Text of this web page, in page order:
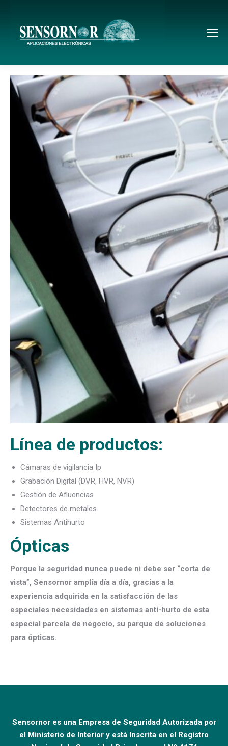
Línea de productos:
Cámaras de vigilancia Ip
Grabación Digital (DVR, HVR, NVR)
Gestión de Afluencias
Detectores de metales
Sistemas Antihurto
Ópticas
Porque la seguridad nunca puede ni debe ser “corta de
vista”, Sensornor amplía día a día, gracias a la
experiencia adquirida en la satisfacción de las
especiales necesidades en sistemas anti-hurto de esta
especial parcela de negocio, su parque de soluciones
para ópticas.
Sensornor es una Empresa de Seguridad Autorizada por
el Ministerio de Interior y está Inscrita en el Registro